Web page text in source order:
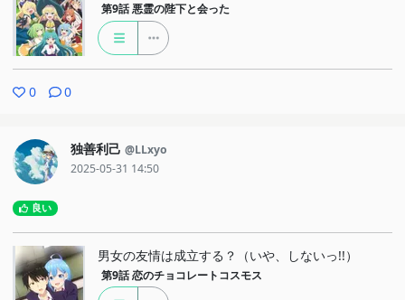
第9話 悪霊の陛下と会った
0 0
独善利己 @LLxyo
2025-05-31 14:50
良い
男女の友情は成立する？（いや、しないっ!!）
第9話 恋のチョコレートコスモス